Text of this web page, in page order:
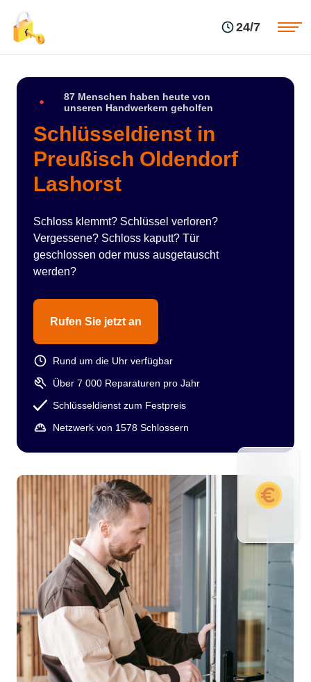
24/7
87 Menschen haben heute von
unseren Handwerkern geholfen
Schlüsseldienst in
Preußisch Oldendorf
Lashorst
Schloss klemmt? Schlüssel verloren?
Vergessene? Schloss kaputt? Tür
geschlossen oder muss ausgetauscht
werden?
Rufen Sie jetzt an
Rund um die Uhr verfügbar
Über 7 000 Reparaturen pro Jahr
Schlüsseldienst zum Festpreis
Netzwerk von 1578 Schlossern